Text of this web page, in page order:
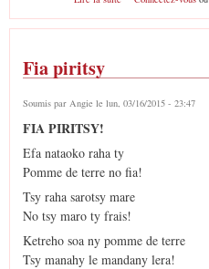
Fia piritsy
Soumis par Angie le lun, 03/16/2015 - 23:47
FIA PIRITSY!
Efa nataoko raha ty
Pomme de terre no fia!
Tsy raha sarotsy mare
No tsy maro ty frais!
Ketreho soa ny pomme de terre
Tsy manahy le mandany lera!